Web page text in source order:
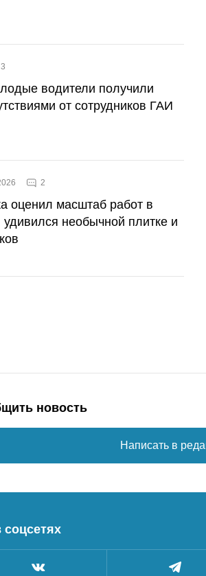
3
водители получили
от сотрудников ГАИ
2
оценил масштаб работ в
необычной плитке и
новость
Написать в